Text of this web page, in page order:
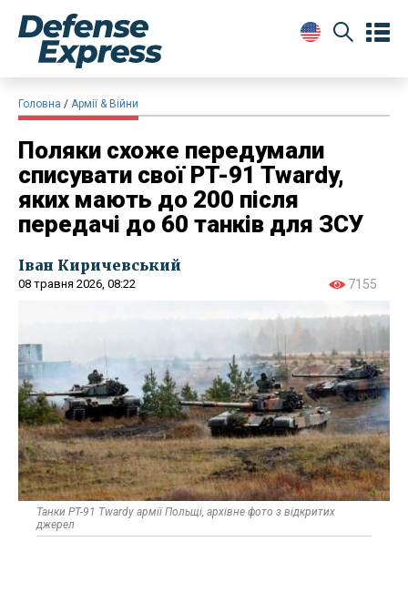
Головна Армії & Війни
Поляки схоже передумали
списувати свої PT-91 Twardy,
яких мають до 200 після
передачі до 60 танків для ЗСУ
Іван Киричевський
08 травня 2026, 08:22 7155
Танки PT-91 Twardy армії Польщі, архівне фото з відкритих
джерел